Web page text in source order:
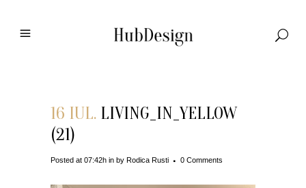
16 IUL. LIVING_IN_YELLOW
(21)
Posted at 07:42h in by Rodica Rusti 0 Comments